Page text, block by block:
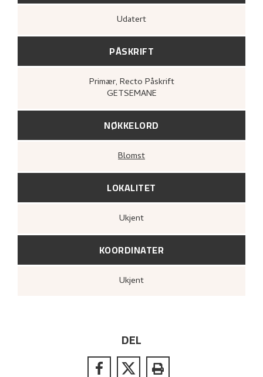
Udatert
PÅSKRIFT
Primær, Recto Påskrift
GETSEMANE
NØKKELORD
Blomst
LOKALITET
Ukjent
KOORDINATER
Ukjent
DEL